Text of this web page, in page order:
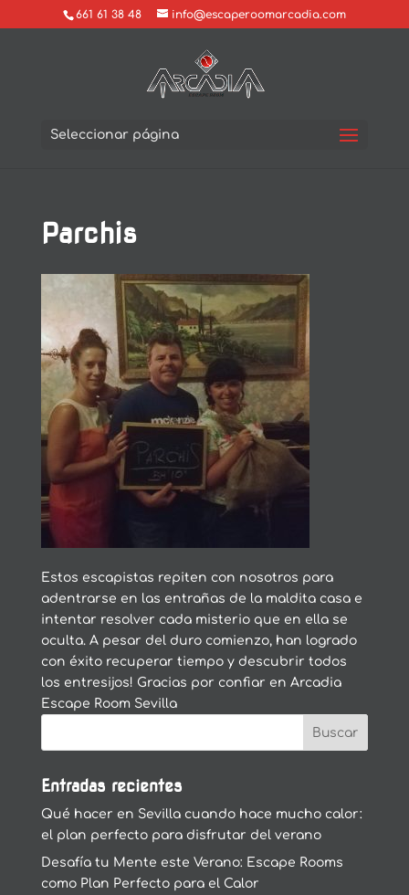
661 61 38 48 info@escaperoomarcadia.com
Seleccionar página
Parchis
Estos escapistas repiten con nosotros para
adentrarse en las entrañas de la maldita casa e
intentar resolver cada misterio que en ella se
oculta. A pesar del duro comienzo, han logrado
con éxito recuperar tiempo y descubrir todos
los entresijos! Gracias por confiar en Arcadia
Escape Room Sevilla
Entradas recientes
Qué hacer en Sevilla cuando hace mucho calor:
el plan perfecto para disfrutar del verano
Desafía tu Mente este Verano: Escape Rooms
como Plan Perfecto para el Calor